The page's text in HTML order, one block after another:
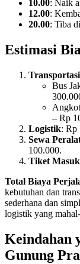
10.00: Naik
12.00:
20.00: Tiba
Estimasi
Transportasi
Bus
– Rp
Logistik: Rp
Sewa
100.000.
Tiket
Total Biaya
kebutuhan dan
sederhana dan
logistik yang
Keindahan
Gunung